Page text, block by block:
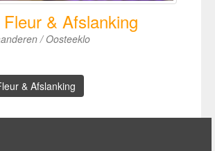
& Afslanking
/ Oosteeklo
& Afslanking